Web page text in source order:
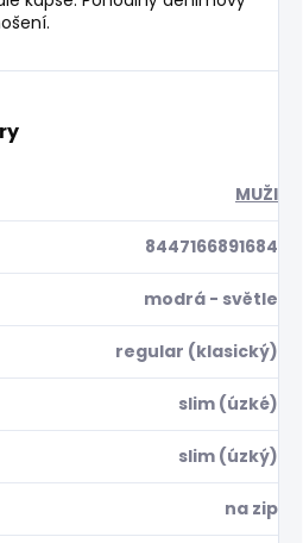
MUŽI
8447166891684
modrá - světle
regular (klasický)
slim (úzké)
slim (úzký)
na zip